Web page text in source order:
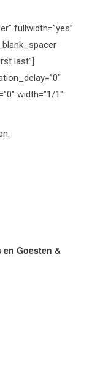
fullwidth=”yes”
last”]
width=”1/1″
en Goesten &